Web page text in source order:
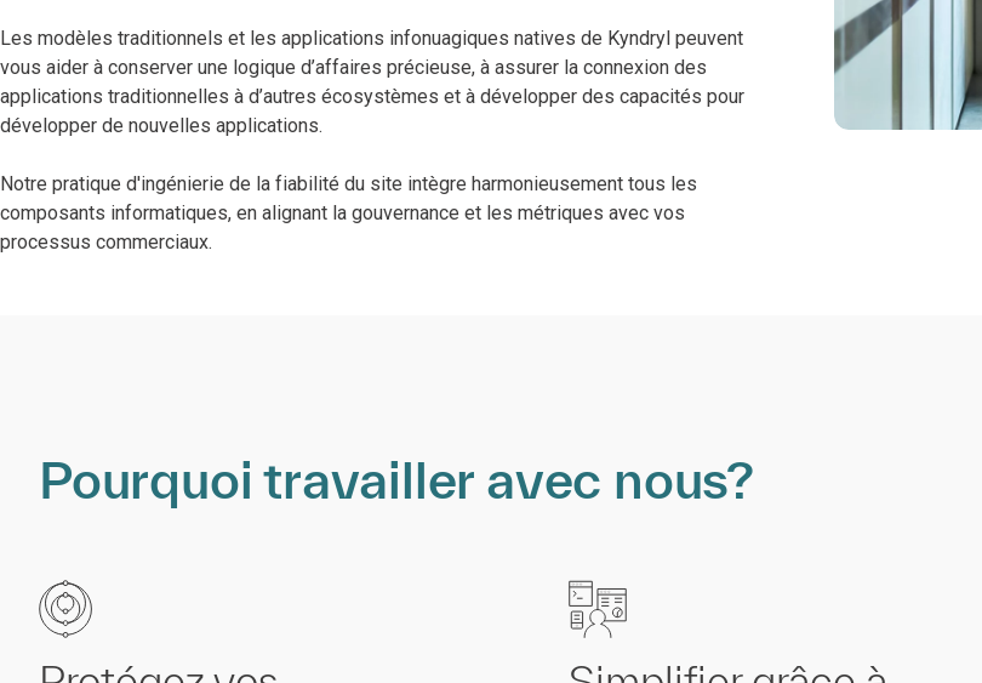
Les modèles traditionnels et les applications infonuagiques natives de Kyndryl peuvent
vous aider à conserver une logique d’affaires précieuse, à assurer la connexion des
applications traditionnelles à d’autres écosystèmes et à développer des capacités pour
développer de nouvelles applications.
Notre pratique d'ingénierie de la fiabilité du site intègre harmonieusement tous les
composants informatiques, en alignant la gouvernance et les métriques avec vos
processus commerciaux.
Pourquoi travailler avec nous?